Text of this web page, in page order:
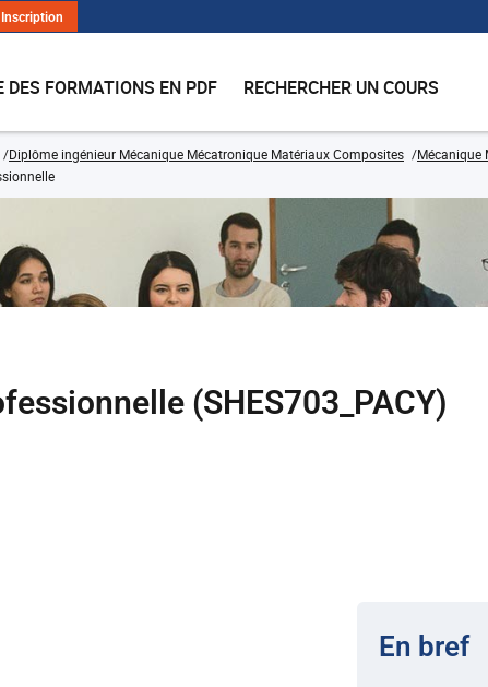
DES FORMATIONS EN PDF RECHERCHER UN COURS
Diplôme ingénieur Mécanique Mécatronique Matériaux Composites
Mécanique
(SHES703_PACY)
En bref